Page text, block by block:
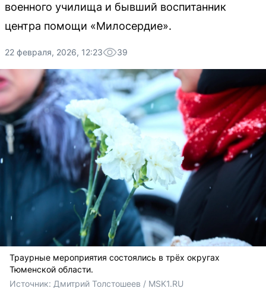
военного училища и бывший воспитанник
центра помощи «Милосердие».
22 февраля, 2026, 12:23 39
Траурные мероприятия состоялись в трёх округах
Тюменской области.
Источник: Дмитрий Толстошеев / MSK1.RU